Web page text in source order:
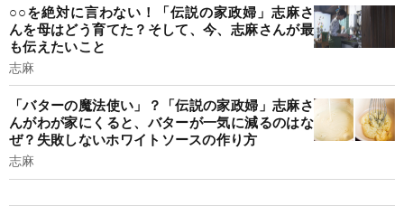
○○を絶対に言わない！「伝説の家政婦」志麻さ
んを母はどう育てた？そして、今、志麻さんが最
も伝えたいこと
志麻
「バターの魔法使い」？「伝説の家政婦」志麻さ
んがわが家にくると、バターが一気に減るのはな
ぜ？失敗しないホワイトソースの作り方
志麻